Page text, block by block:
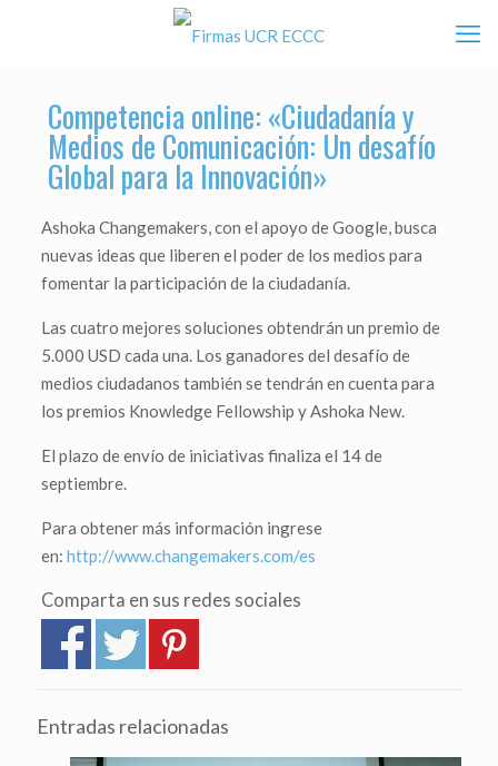
Competencia online: «Ciudadanía y
Medios de Comunicación: Un desafío
Global para la Innovación»
Ashoka Changemakers, con el apoyo de Google, busca
nuevas ideas que liberen el poder de los medios para
fomentar la participación de la ciudadanía.
Las cuatro mejores soluciones obtendrán un premio de
5.000 USD cada una. Los ganadores del desafío de
medios ciudadanos también se tendrán en cuenta para
los premios Knowledge Fellowship y Ashoka New.
El plazo de envío de iniciativas finaliza el 14 de
septiembre.
Para obtener más información ingrese
en: http://www.changemakers.com/es
Comparta en sus redes sociales
Entradas relacionadas